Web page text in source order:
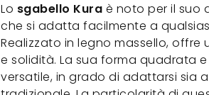
Lo sgabello Kura è noto per il suo
che si adatta facilmente a
Realizzato in legno massello, offre
e solidità. La sua forma quadrata
versatile, in grado di adattarsi sia